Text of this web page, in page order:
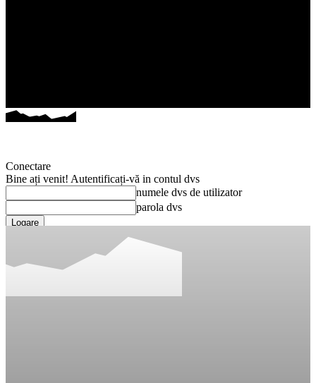
Conectare
Bine ați venit! Autentificați-vă in contul dvs
numele dvs de utilizator
parola dvs
Ați uitat parola? obține ajutor
Recuperați-vă parola